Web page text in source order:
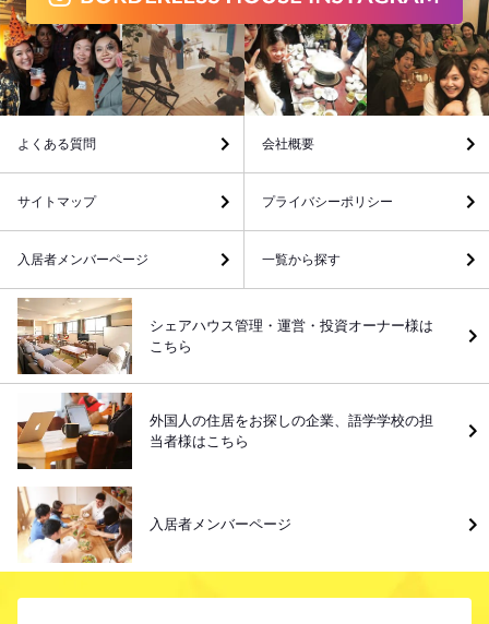
よくある質問 会社概要
サイトマップ プライバシーポリシー
入居者メンバーページ 一覧から探す
シェアハウス管理・運営・投資オーナー様は
こちら
外国人の住居をお探しの企業、語学学校の担
当者様はこちら
入居者メンバーページ